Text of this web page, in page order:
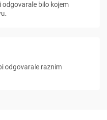
odgovarale bilo kojem
odgovarale raznim